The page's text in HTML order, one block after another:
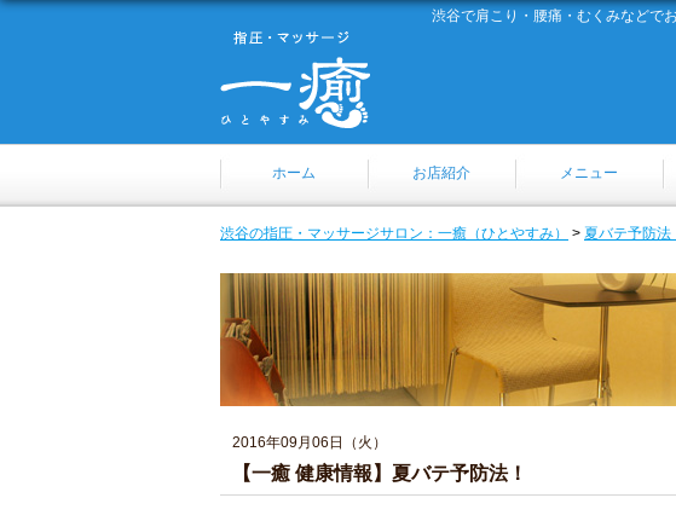
渋谷で肩こり・腰痛・むくみなどで
ホーム お店紹介 メニュー
渋谷の指圧・マッサージサロン：一癒（ひとやすみ） > 夏バテ予防法
2016年09月06日（火）
【一癒 健康情報】夏バテ予防法！